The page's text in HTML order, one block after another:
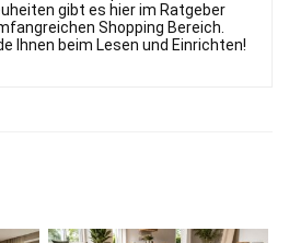
gibt es hier im Ratgeber
Shopping Bereich.
Ihnen beim Lesen und Einrichten!